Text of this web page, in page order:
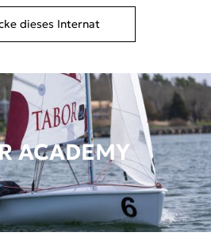
dieses Internat
ACADEMY